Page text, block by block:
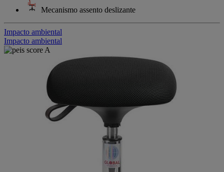
Mecanismo assento deslizante
Impacto ambiental
Impacto ambiental